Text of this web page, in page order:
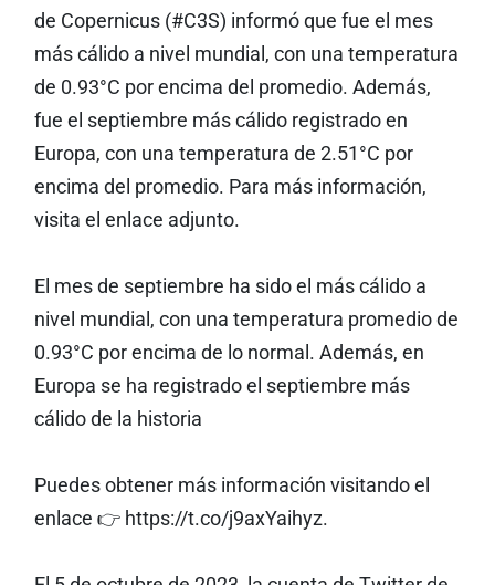
de Copernicus (#C3S) informó que fue el mes
más cálido a nivel mundial, con una temperatura
de 0.93°C por encima del promedio. Además,
fue el septiembre más cálido registrado en
Europa, con una temperatura de 2.51°C por
encima del promedio. Para más información,
visita el enlace adjunto.
El mes de septiembre ha sido el más cálido a
nivel mundial, con una temperatura promedio de
0.93°C por encima de lo normal. Además, en
Europa se ha registrado el septiembre más
cálido de la historia
Puedes obtener más información visitando el
enlace 👉 https://t.co/j9axYaihyz.